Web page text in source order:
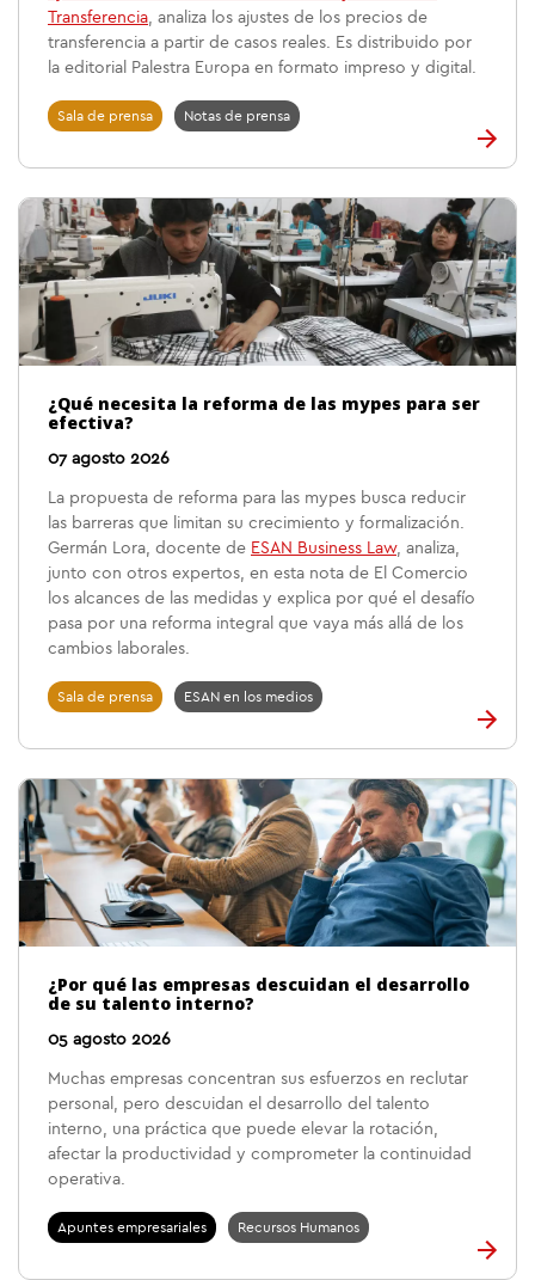
Transferencia, analiza los ajustes de los precios de
transferencia a partir de casos reales. Es distribuido por
la editorial Palestra Europa en formato impreso y digital.
Sala de prensa Notas de prensa
¿Qué necesita la reforma de las mypes para ser
efectiva?
07 agosto 2026
La propuesta de reforma para las mypes busca reducir
las barreras que limitan su crecimiento y formalización.
Germán Lora, docente de ESAN Business Law, analiza,
junto con otros expertos, en esta nota de El Comercio
los alcances de las medidas y explica por qué el desafío
pasa por una reforma integral que vaya más allá de los
cambios laborales.
Sala de prensa ESAN en los medios
¿Por qué las empresas descuidan el desarrollo
de su talento interno?
05 agosto 2026
Muchas empresas concentran sus esfuerzos en reclutar
personal, pero descuidan el desarrollo del talento
interno, una práctica que puede elevar la rotación,
afectar la productividad y comprometer la continuidad
operativa.
Apuntes empresariales Recursos Humanos